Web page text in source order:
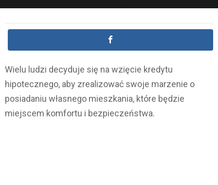
Wielu ludzi decyduje się na wzięcie kredytu
hipotecznego, aby zrealizować swoje marzenie o
posiadaniu własnego mieszkania, które będzie
miejscem komfortu i bezpieczeństwa.